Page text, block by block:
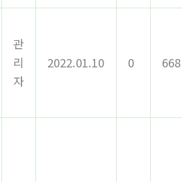
관
리
자
2022.01.10 0 668